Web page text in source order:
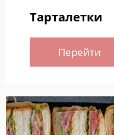
Тарталетки
Перейти